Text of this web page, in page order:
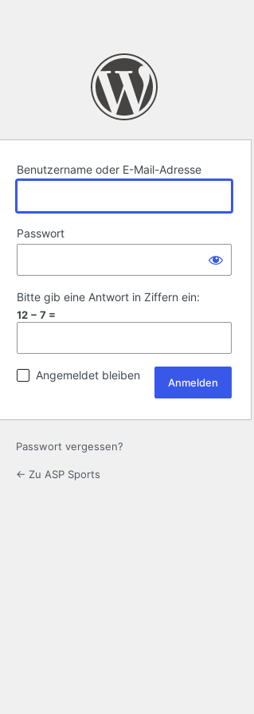
Benutzername oder E-Mail-Adresse
Passwort
Bitte gib eine Antwort in Ziffern ein:
12 − 7 =
Angemeldet bleiben
Passwort vergessen?
← Zu ASP Sports